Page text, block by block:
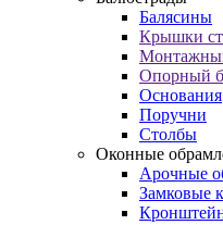
Балясины
Крышки
Опорный
Основания
Поручни
Столбы
Оконные
Арочные
Замковые